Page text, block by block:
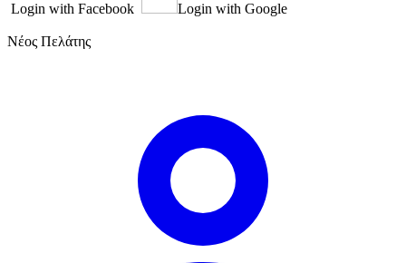
Login with Facebook Login with Google
Νέος Πελάτης